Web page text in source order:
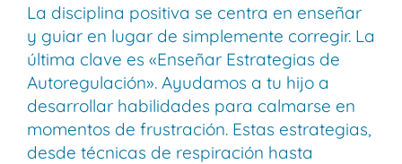
La disciplina positiva se centra en enseñar
y guiar en lugar de simplemente corregir. La
última clave es «Enseñar Estrategias de
Autoregulación». Ayudamos a tu hijo a
desarrollar habilidades para calmarse en
momentos de frustración. Estas estrategias,
desde técnicas de respiración hasta